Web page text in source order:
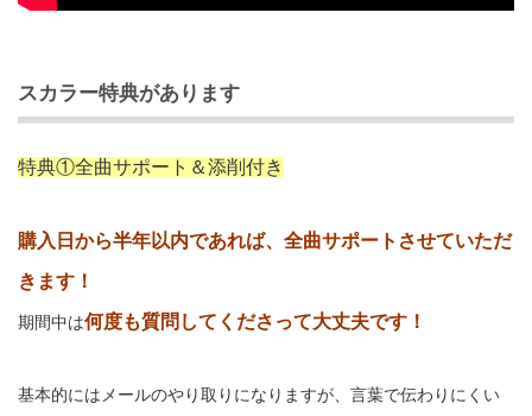
スカラー特典があります
特典①全曲サポート＆添削付き
購入日から半年以内であれば、全曲サポートさせていただ
きます！
期間中は何度も質問してくださって大丈夫です！
基本的にはメールのやり取りになりますが、言葉で伝わりにくい